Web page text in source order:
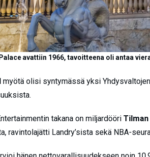
avattiin 1966, tavoitteena oli antaa
myötä olisi syntymässä yksi
takana on miljardööri
ravintolajätti Landry’sista sekä NBA-